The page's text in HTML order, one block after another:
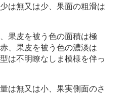
は無又は少、果面の粗滑は
果皮を被う色の面積は極
、果皮を被う色の濃淡は
は不明瞭なしま模様を伴っ
は無又は小、果実側面のさ